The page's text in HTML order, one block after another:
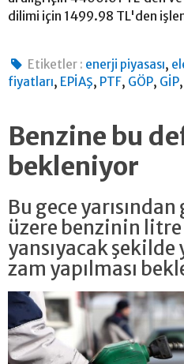
dilimi için 1499.98 TL'den
Etiketler : enerji piyasası,
fiyatları, EPİAŞ, PTF, GÖP, GİP,
Benzine bu
bekleniyor
Bu gece
üzere benzinin
yansıyacak şekilde
zam yapılması